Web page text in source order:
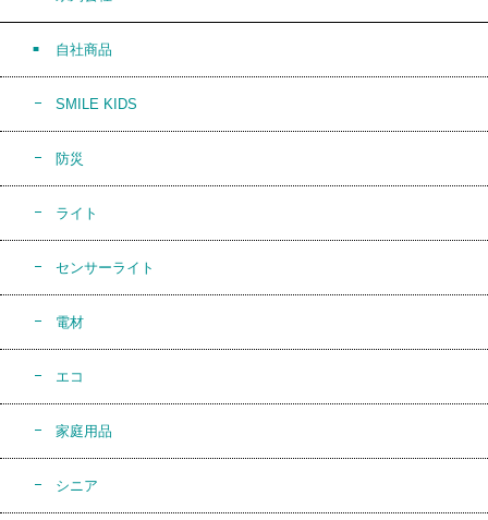
自社商品
SMILE KIDS
防災
ライト
センサーライト
電材
エコ
家庭用品
シニア